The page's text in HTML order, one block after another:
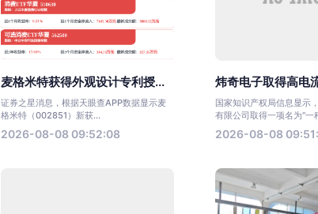
麦格米特获得外观设计专利授...
证券之星消息，根据天眼查APP数据显示麦
格米特（002851）新获...
2026-08-08 09:52:08
炜奇电子取得高电
国家知识产权局信息显示
有限公司取得一项名为“一
2026-08-08